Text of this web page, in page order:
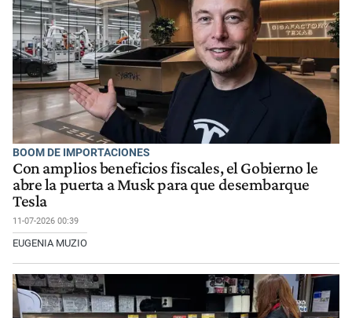
BOOM DE IMPORTACIONES
Con amplios beneficios fiscales, el Gobierno le
abre la puerta a Musk para que desembarque
Tesla
11-07-2026 00:39
EUGENIA MUZIO